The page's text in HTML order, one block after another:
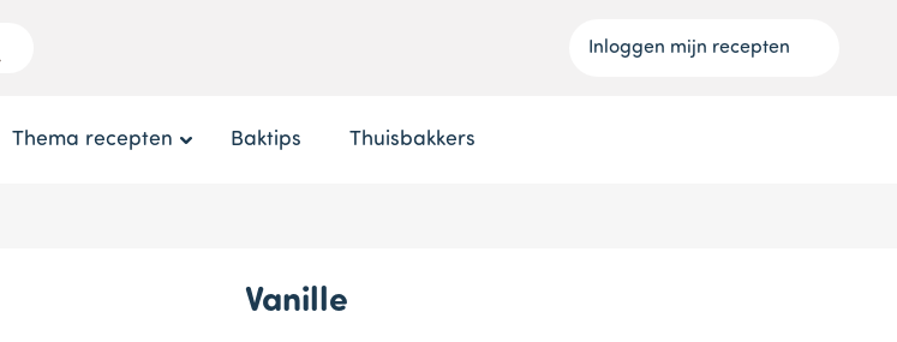
Inloggen mijn recepten
Thema recepten Baktips Thuisbakkers
Vanille